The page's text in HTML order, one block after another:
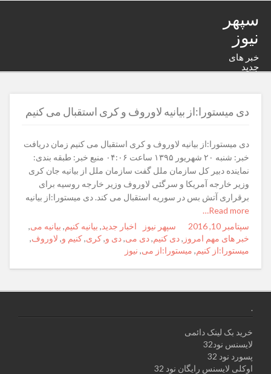
سپهر
نیوز
خبر های
جدید
دی میستورا:از بیانیه لاوروف و کری استقبال می کنیم
دی میستورا:از بیانیه لاوروف و کری استقبال می کنیم زمان دریافت
خبر: شنبه ۲۰ شهریور ۱۳۹۵ ساعت ۰۴:۰۶ منبع خبر: طبقه بندی:
نماینده دبیر کل سازمان ملل گفت سازمان ملل از بیانیه جان کری
وزیر خارجه آمریکا و سرگئی لاوروف وزیر خارجه روسیه برای
برقراری آتش بس در سوریه استقبال می کند. دی میستورا:از بیانیه
Read more…
Posted
on
سپتامبر 10, 2016 Author
Categories
سپهر نیوز Tags
اخبار جدید, بیانیه کنیم, بیانیه می,
خبر های مهم امروز ,دی کنیم,دی می,دی و,کری,کنیم و, لاوروف,
میستورا:از کنیم, میستورا:از می, نیوز
.
خرید بک لینک دائمی
لایسنس نود32
پسورد نود 32
اوکلی لایسنس رایگان نود 32